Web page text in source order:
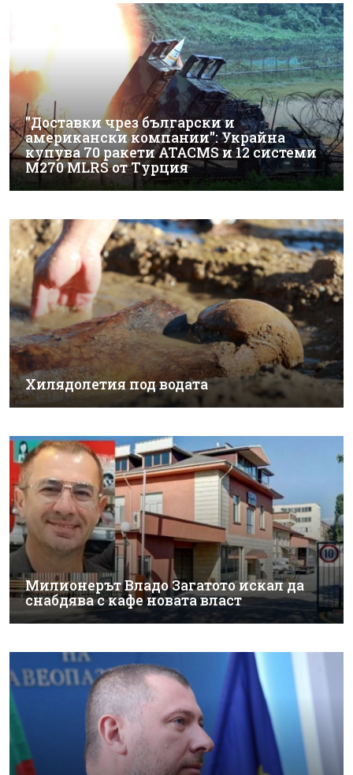
"Доставки чрез български и
американски компании": Украйна
купува 70 ракети ATACMS и 12 системи
M270 MLRS от Турция
Хилядолетия под водата
Милионерът Владо Загатото искал да
снабдява с кафе новата власт